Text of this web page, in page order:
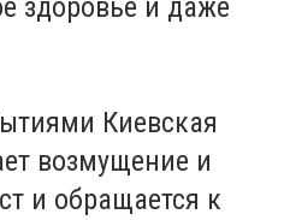
здоровье и даже
Киевская
возмущение и
и обращается к